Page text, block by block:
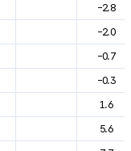
-2.8
-2.0
-0.7
-0.3
1.6
5.6